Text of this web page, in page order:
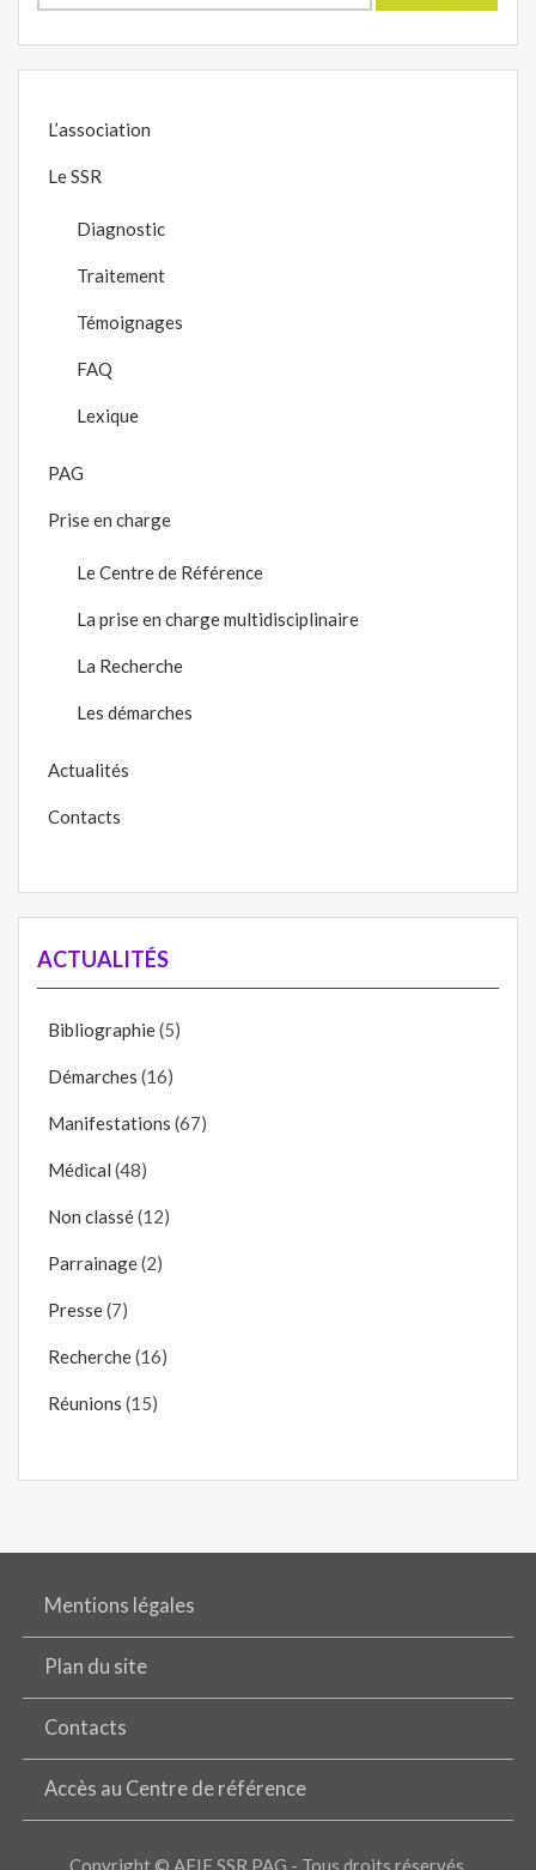
L’association
Le SSR
Diagnostic
Traitement
Témoignages
FAQ
Lexique
PAG
Prise en charge
Le Centre de Référence
La prise en charge multidisciplinaire
La Recherche
Les démarches
Actualités
Contacts
ACTUALITÉS
Bibliographie(5)
Démarches (16)
Manifestations (67)
Médical (48)
Non classé(12)
Parrainage(2)
Presse(7)
Recherche(16)
Réunions (15)
Mentions légales
Plan du site
Contacts
Accès au Centre de référence
Copyright © AFIF SSR PAG - Tous droits réservés.